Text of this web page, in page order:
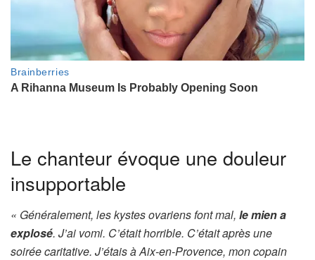
Le chanteur évoque une douleur
insupportable
« Généralement, les kystes ovariens font mal, le mien a
explosé. J’ai vomi. C’était horrible. C’était après une
soirée caritative. J’étais à Aix-en-Provence, mon copain